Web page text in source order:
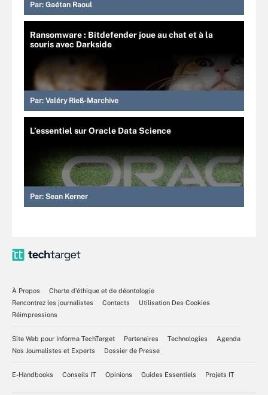
Par: Gaétan Raoul
Ransomware : Bitdefender joue au chat et à la
souris avec Darkside
Par: Valéry Rieß-Marchive
L’essentiel sur Oracle Data Science
Par: Sean Kerner
À Propos
Charte d’éthique et de déontologie
Rencontrez les journalistes
Contacts
Utilisation Des Cookies
Réimpressions
Site Web pour Informa TechTarget Partenaires Technologies
Agenda
Nos Journalistes et Experts
Dossier de Presse
E-Handbooks Conseils IT Opinions Guides Essentiels Projets IT